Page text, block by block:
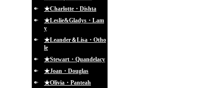
★Charlotte・Dishta
★Leslie&Gladys・Lam
y
★Leander＆Lisa・Otho
le
★Stewart・Quandelacy
★Joan・Douglas
★Olivia・Panteah